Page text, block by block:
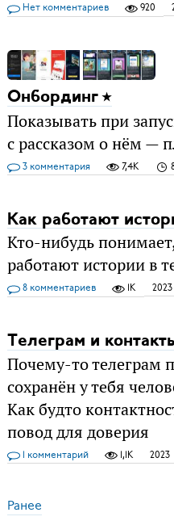
Нет комментариев 920
Онбординг
Показывать при
с рассказом о нём —
3 комментария 7,4K
Как работают
Кто-нибудь
работают истории в
8 комментариев 1K 2023
Телеграм и
Почему-то телеграм
сохранён у тебя
Как будто
повод для доверия
1 комментарий 1,1K 2023
Ранее